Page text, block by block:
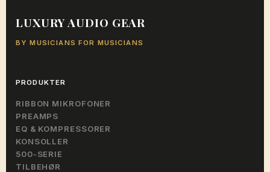
LUXURY AUDIO GEAR
BY MUSICIANS FOR MUSICIANS
PRODUKTER
RIBBON MIKROFONER
PREAMPS
EQ & KOMPRESSORER
KONSOLLER
500-SERIE
TILBEHØR